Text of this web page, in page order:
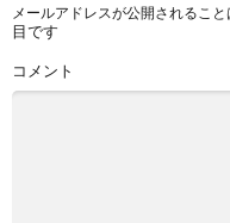
メールアドレスが公開されること
目です
コメント